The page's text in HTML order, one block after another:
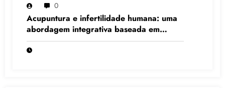
0
Acupuntura e infertilidade humana: uma
abordagem integrativa baseada em
evidências científicas